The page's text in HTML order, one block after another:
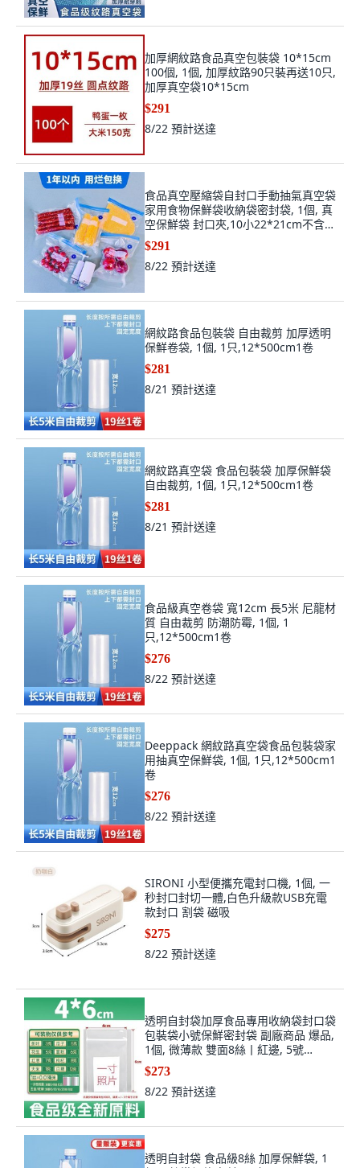
加厚網紋路食品真空包裝袋 10*15cm
100個, 1個, 加厚紋路90只裝再送10只,
加厚真空袋10*15cm
$291
8/22 預計送達
食品真空壓縮袋自封口手動抽氣真空袋
家用食物保鮮袋收納袋密封袋, 1個, 真
空保鮮袋 封口夾,10小22*21cm不含抽
氣泵
$291
8/22 預計送達
網紋路食品包裝袋 自由裁剪 加厚透明
保鮮卷袋, 1個, 1只,12*500cm1卷
$281
8/21 預計送達
網紋路真空袋 食品包裝袋 加厚保鮮袋
自由裁剪, 1個, 1只,12*500cm1卷
$281
8/21 預計送達
食品級真空卷袋 寬12cm 長5米 尼龍材
質 自由裁剪 防潮防霉, 1個, 1
只,12*500cm1卷
$276
8/22 預計送達
Deeppack 網紋路真空袋食品包裝袋家
用抽真空保鮮袋, 1個, 1只,12*500cm1
卷
$276
8/22 預計送達
SIRONI 小型便攜充電封口機, 1個, 一
秒封口封切一體,白色升級款USB充電
款封口 割袋 磁吸
$275
8/22 預計送達
透明自封袋加厚食品專用收納袋封口袋
包裝袋小號保鮮密封袋 副廠商品 爆品,
1個, 微薄款 雙面8絲丨紅邊, 5號
10*15cm 500個
$273
8/22 預計送達
透明自封袋 食品級8絲 加厚保鮮袋, 1